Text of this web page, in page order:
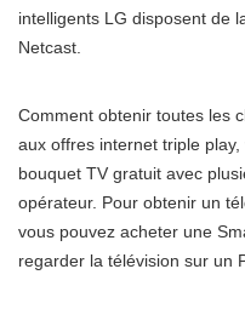
intelligents LG disposent de
Netcast.
Comment obtenir toutes les
aux offres internet triple
bouquet TV gratuit avec
opérateur. Pour obtenir un
vous pouvez acheter une
regarder la télévision sur un